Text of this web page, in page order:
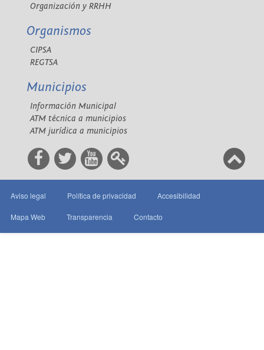
Organización y RRHH
Organismos
CIPSA
REGTSA
Municipios
Información Municipal
ATM técnica a municipios
ATM jurídica a municipios
Aviso legal Política de privacidad Accesibilidad
Mapa Web Transparencia Contacto